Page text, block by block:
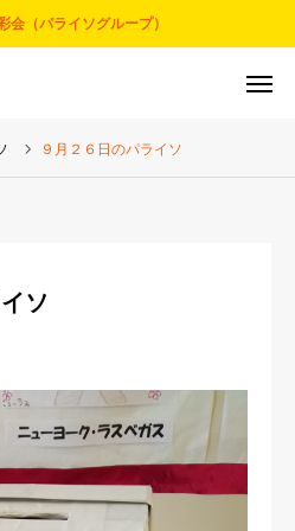
会（パライソグループ）
９月２６日のパライソ
ソ
サービスについて